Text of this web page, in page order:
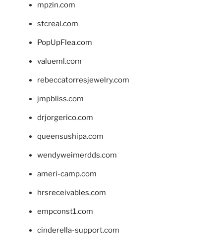
mpzin.com
stcreal.com
PopUpFlea.com
valueml.com
rebeccatorresjewelry.com
jmpbliss.com
drjorgerico.com
queensushipa.com
wendyweimerdds.com
ameri-camp.com
hrsreceivables.com
empconst1.com
cinderella-support.com